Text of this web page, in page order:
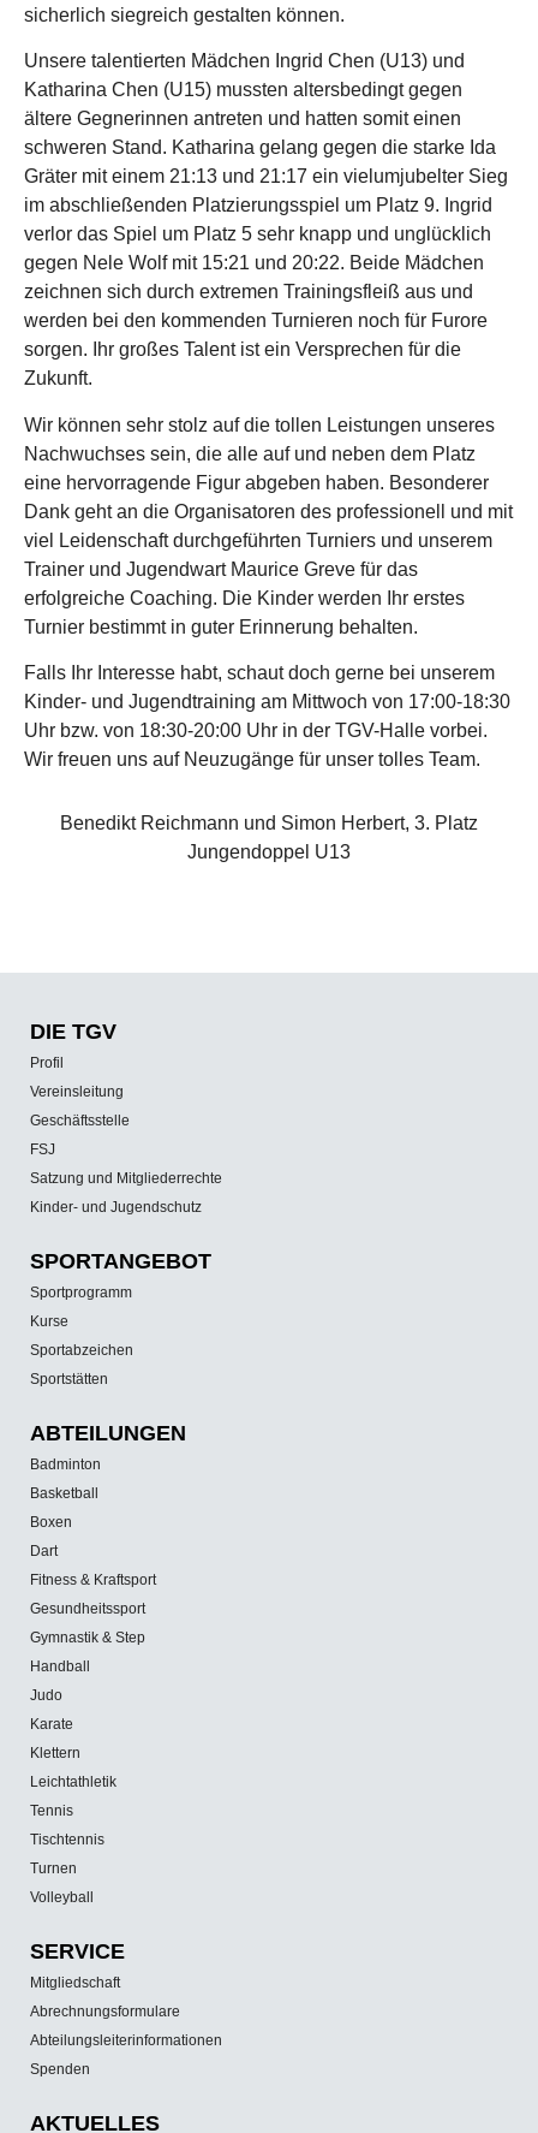
sicherlich siegreich gestalten können.
Unsere talentierten Mädchen Ingrid Chen (U13) und
Katharina Chen (U15) mussten altersbedingt gegen
ältere Gegnerinnen antreten und hatten somit einen
schweren Stand. Katharina gelang gegen die starke Ida
Gräter mit einem 21:13 und 21:17 ein vielumjubelter Sieg
im abschließenden Platzierungsspiel um Platz 9. Ingrid
verlor das Spiel um Platz 5 sehr knapp und unglücklich
gegen Nele Wolf mit 15:21 und 20:22. Beide Mädchen
zeichnen sich durch extremen Trainingsfleiß aus und
werden bei den kommenden Turnieren noch für Furore
sorgen. Ihr großes Talent ist ein Versprechen für die
Zukunft.
Wir können sehr stolz auf die tollen Leistungen unseres
Nachwuchses sein, die alle auf und neben dem Platz
eine hervorragende Figur abgeben haben. Besonderer
Dank geht an die Organisatoren des professionell und mit
viel Leidenschaft durchgeführten Turniers und unserem
Trainer und Jugendwart Maurice Greve für das
erfolgreiche Coaching. Die Kinder werden Ihr erstes
Turnier bestimmt in guter Erinnerung behalten.
Falls Ihr Interesse habt, schaut doch gerne bei unserem
Kinder- und Jugendtraining am Mittwoch von 17:00-18:30
Uhr bzw. von 18:30-20:00 Uhr in der TGV-Halle vorbei.
Wir freuen uns auf Neuzugänge für unser tolles Team.
Benedikt Reichmann und Simon Herbert, 3. Platz
Jungendoppel U13
DIE TGV
Profil
Vereinsleitung
Geschäftsstelle
FSJ
Satzung und Mitgliederrechte
Kinder- und Jugendschutz
SPORT­ANGEBOT
Sportprogramm
Kurse
Sportabzeichen
Sportstätten
ABTEILUNGEN
Badminton
Basketball
Boxen
Dart
Fitness & Kraftsport
Gesundheitssport
Gymnastik & Step
Handball
Judo
Karate
Klettern
Leichtathletik
Tennis
Tischtennis
Turnen
Volleyball
SERVICE
Mitgliedschaft
Abrechnungsformulare
Abteilungsleiterinformationen
Spenden
AKTUELLES